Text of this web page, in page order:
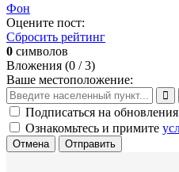
Фон
Оцените пост:
Сбросить рейтинг
0 символов
Вложения (0 / 3)
Ваше местоположение:
Подписаться на
Ознакомьтесь и примите
Отмена Отправить